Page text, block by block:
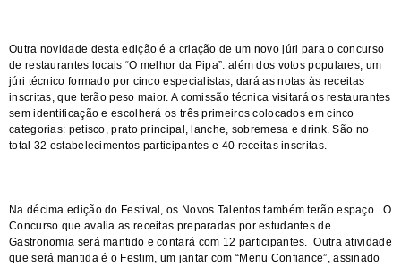
Outra novidade desta edição é a criação de um novo júri para o concurso
de restaurantes locais “O melhor da Pipa”: além dos votos populares, um
júri técnico formado por cinco especialistas, dará as notas às receitas
inscritas, que terão peso maior. A comissão técnica visitará os restaurantes
sem identificação e escolherá os três primeiros colocados em cinco
categorias: petisco, prato principal, lanche, sobremesa e drink. São no
total 32 estabelecimentos participantes e 40 receitas inscritas.
Na décima edição do Festival, os Novos Talentos também terão espaço. O
Concurso que avalia as receitas preparadas por estudantes de
Gastronomia será mantido e contará com 12 participantes. Outra atividade
que será mantida é o Festim, um jantar com “Menu Confiance”, assinado